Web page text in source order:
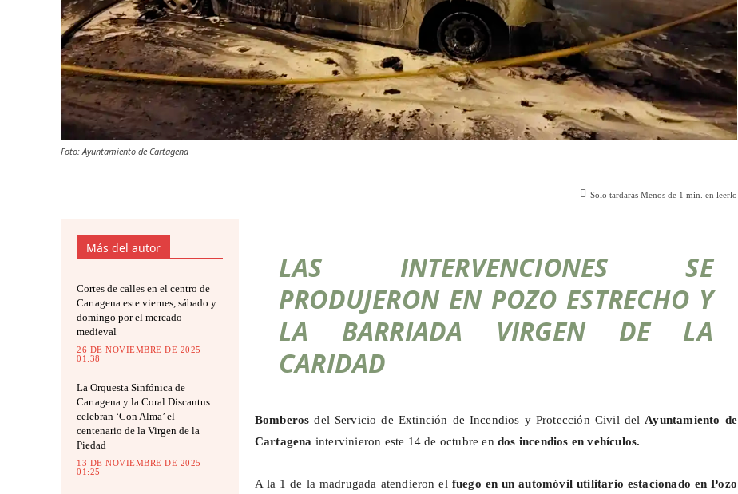
Foto: Ayuntamiento de Cartagena
Solo tardarásMenos de 1min. en leerlo
Más del autor
Cortes de calles en el centro de
Cartagena este viernes, sábado y
domingo por el mercado
medieval
26 DE NOVIEMBRE DE 2025
01:38
La Orquesta Sinfónica de
Cartagena y la Coral Discantus
celebran ‘Con Alma’ el
centenario de la Virgen de la
Piedad
13 DE NOVIEMBRE DE 2025
01:25
LAS INTERVENCIONES SE
PRODUJERON EN POZO ESTRECHO Y
LA BARRIADA VIRGEN DE LA
CARIDAD
Bomberos del Servicio de Extinción de Incendios y Protección Civil delAyuntamiento de
Cartagena intervinieron este 14 de octubre en dos incendios en vehículos.
A la 1 de la madrugada atendieron el fuego en un automóvil utilitario estacionado en Pozo